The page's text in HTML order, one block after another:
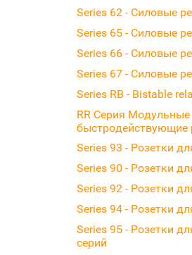
Series 62 - Силовые
Series 65 - Силовые
Series 66 - Силовые
Series 67 - Силовые
Series RB - Bistable
RR Серия Модульные
быстродействующие
Series 93 - Розетки
Series 90 - Розетки
Series 92 - Розетки
Series 94 - Розетки
Series 95 - Розетки
серий